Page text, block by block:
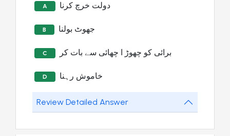
A دولت خرچ کرنا
B جھوٹ بولنا
C برائی کو چھوڑ ا چھائی سے بات کر
D خاموش رہنا
Review Detailed Answer